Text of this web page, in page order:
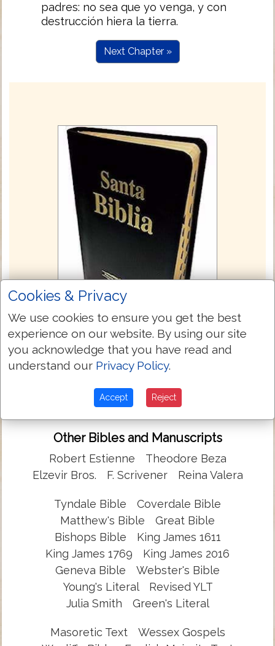
padres: no sea que yo venga, y con
destrucción hiera la tierra.
Next Chapter »
Reina Valera 1909
Spanish - Español (América Latina)
Other Bibles and Manuscripts
Robert Estienne
Theodore Beza
Elzevir Bros.
F. Scrivener Reina Valera
Tyndale Bible
Coverdale Bible
Matthew's Bible
Great Bible
Bishops Bible
King James 1611
King James 1769
King James 2016
Geneva Bible
Webster's Bible
Young's Literal
Revised YLT
Julia Smith
Green's Literal
Masoretic Text
Wessex Gospels
Cookies & Privacy
We use cookies to ensure you get the best
experience on our website. By using our site
you acknowledge that you have read and
understand our Privacy Policy.
Accept Reject